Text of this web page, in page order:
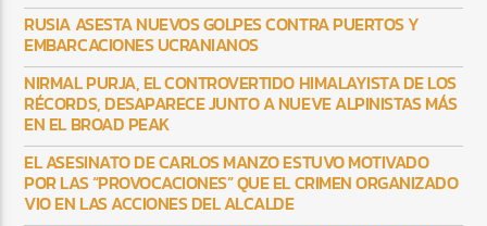
RUSIA ASESTA NUEVOS GOLPES CONTRA PUERTOS Y
EMBARCACIONES UCRANIANOS
NIRMAL PURJA, EL CONTROVERTIDO HIMALAYISTA DE LOS
RÉCORDS, DESAPARECE JUNTO A NUEVE ALPINISTAS MÁS
EN EL BROAD PEAK
EL ASESINATO DE CARLOS MANZO ESTUVO MOTIVADO
POR LAS “PROVOCACIONES” QUE EL CRIMEN ORGANIZADO
VIO EN LAS ACCIONES DEL ALCALDE